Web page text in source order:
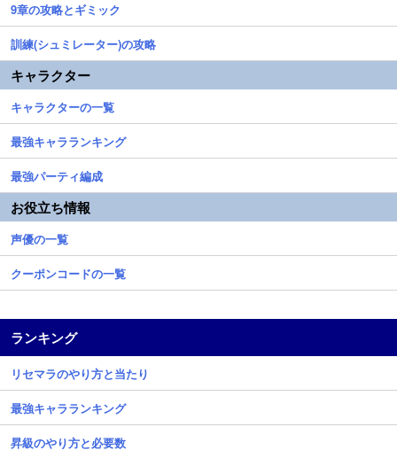
9章の攻略とギミック
訓練(シュミレーター)の攻略
キャラクター
キャラクターの一覧
最強キャラランキング
最強パーティ編成
お役立ち情報
声優の一覧
クーポンコードの一覧
ランキング
リセマラのやり方と当たり
最強キャラランキング
昇級のやり方と必要数